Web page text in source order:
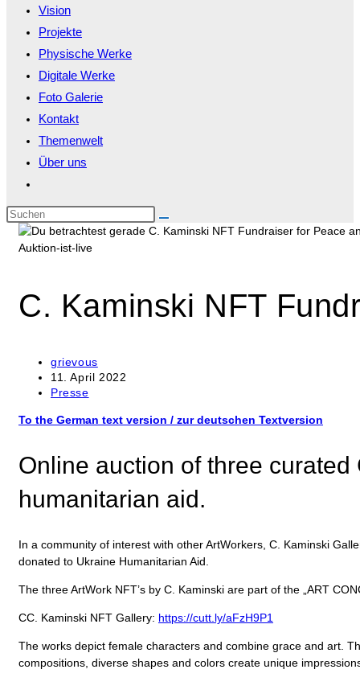
Vision
Projekte
Physische Werke
Digitale Werke
Foto Galerie
Kontakt
Themenwelt
Über uns
Suche
umschalten
Diese
Website
durchsuchen
Auktion-ist-live
C. Kaminski NFT
Beitrags-
Autor:
grievous
Beitrag
veröffentlicht:
11. April 2022
Beitrags-
Presse
To the German text version / zur deutschen Textversion
Online auction of three curated
humanitarian aid.
In a community of interest with other ArtWorkers, C. Kaminski
donated to Ukraine Humanitarian Aid.
The three ArtWork NFT’s by C. Kaminski are part of the „ART
CC. Kaminski NFT Gallery: https://cutt.ly/aFzH9P1
The works depict female characters and combine grace and art.
compositions, diverse shapes and colors create unique